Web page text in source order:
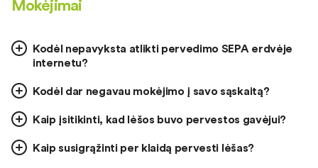
Mokėjimai
Kodėl nepavyksta atlikti pervedimo SEPA erdvėje
internetu?
Kodėl dar negavau mokėjimo į savo sąskaitą?
Kaip įsitikinti, kad lėšos buvo pervestos gavėjui?
Kaip susigrąžinti per klaidą pervesti lėšas?